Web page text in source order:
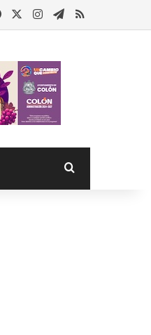
FacebookInstagram
Telegram
RSS